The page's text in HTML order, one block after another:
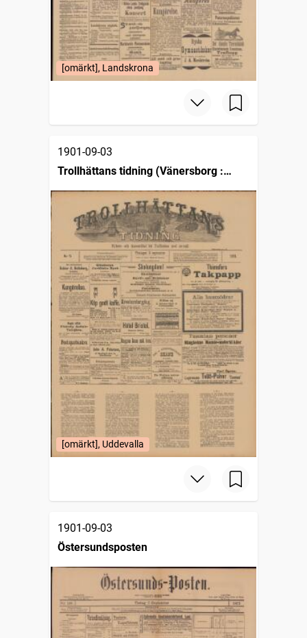
[omärkt], Landskrona
1901-09-03
Trollhättans tidning (Vänersborg :
1903)
[omärkt], Uddevalla
1901-09-03
Östersundsposten